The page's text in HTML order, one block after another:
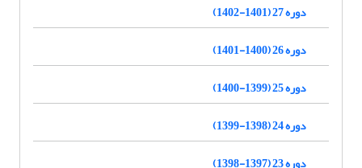
دوره 27 (1401-1402)
دوره 26 (1400-1401)
دوره 25 (1399-1400)
دوره 24 (1398-1399)
دوره 23 (1397-1398)